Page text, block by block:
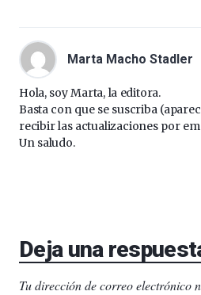
Marta Macho Stadler
Hola, soy Marta, la editora.
Basta con que se suscriba
recibir las actualizaciones por
Un saludo.
Deja una
Tu dirección de correo electrónico